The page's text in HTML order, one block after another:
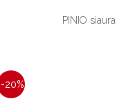
PINIO
-20%